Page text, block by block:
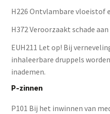
H226 Ontvlambare vloeistof
H372 Veroorzaakt schade
EUH211 Let op! Bij
inhaleerbare druppels
inademen.
P-zinnen
P101 Bij het inwinnen van